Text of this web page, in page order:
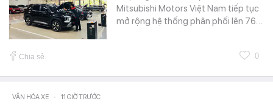
Mitsubishi Motors Việt Nam tiếp tục
mở rộng hệ thống phân phối lên 76…
Chia sẻ 0
VĂN HÓA XE - 11 GIỜ TRƯỚC